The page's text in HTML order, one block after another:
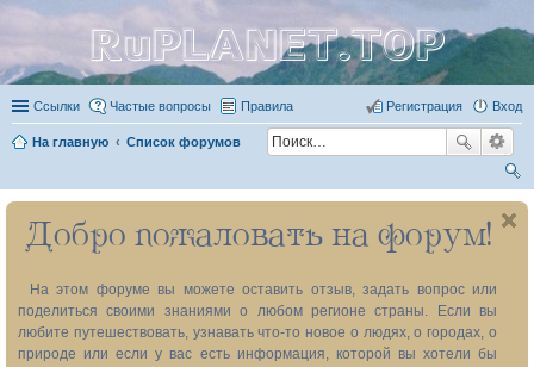
RuPLANET.TOP
Ссылки Частые вопросы Правила Вход
Регистрация
На главную Список форумов
ои
ск
Добро пожаловать на форум!
На этом форуме вы можете оставить отзыв, задать вопрос или
поделиться своими знаниями о любом регионе страны. Если вы
любите путешествовать, узнавать что-то новое о людях, о городах, о
природе или если у вас есть информация, которой вы хотели бы